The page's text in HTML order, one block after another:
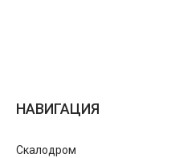
НАВИГАЦИЯ
Скалодром